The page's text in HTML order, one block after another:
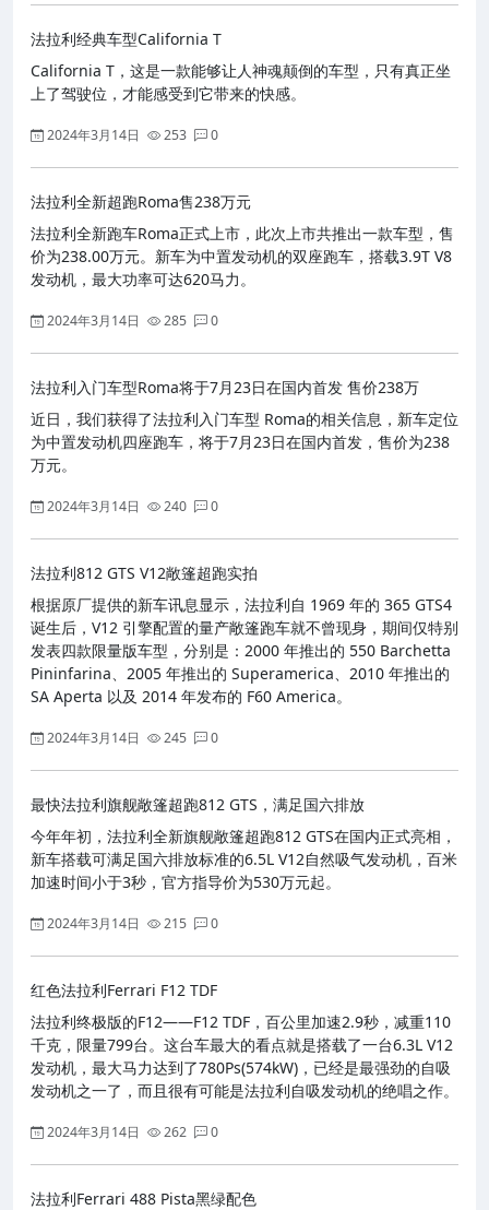
法拉利经典车型California T
California T，这是一款能够让人神魂颠倒的车型，只有真正坐
上了驾驶位，才能感受到它带来的快感。
2024年3月14日 253 0
法拉利全新超跑Roma售238万元
法拉利全新跑车Roma正式上市，此次上市共推出一款车型，售
价为238.00万元。新车为中置发动机的双座跑车，搭载3.9T V8
发动机，最大功率可达620马力。
2024年3月14日 285 0
法拉利入门车型Roma将于7月23日在国内首发 售价238万
近日，我们获得了法拉利入门车型 Roma的相关信息，新车定位
为中置发动机四座跑车，将于7月23日在国内首发，售价为238
万元。
2024年3月14日 240 0
法拉利812 GTS V12敞篷超跑实拍
根据原厂提供的新车讯息显示，法拉利自 1969 年的 365 GTS4
诞生后，V12 引擎配置的量产敞篷跑车就不曾现身，期间仅特别
发表四款限量版车型，分别是：2000 年推出的 550 Barchetta
Pininfarina、2005 年推出的 Superamerica、2010 年推出的
SA Aperta 以及 2014 年发布的 F60 America。
2024年3月14日 245 0
最快法拉利旗舰敞篷超跑812 GTS，满足国六排放
今年年初，法拉利全新旗舰敞篷超跑812 GTS在国内正式亮相，
新车搭载可满足国六排放标准的6.5L V12自然吸气发动机，百米
加速时间小于3秒，官方指导价为530万元起。
2024年3月14日 215 0
红色法拉利Ferrari F12 TDF
法拉利终极版的F12——F12 TDF，百公里加速2.9秒，减重110
千克，限量799台。这台车最大的看点就是搭载了一台6.3L V12
发动机，最大马力达到了780Ps(574kW)，已经是最强劲的自吸
发动机之一了，而且很有可能是法拉利自吸发动机的绝唱之作。
2024年3月14日 262 0
法拉利Ferrari 488 Pista黑绿配色